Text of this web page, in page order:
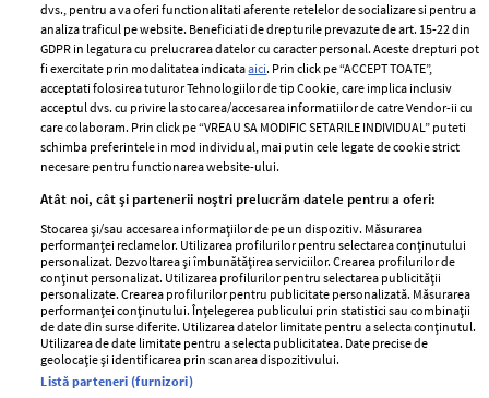
Unul dintre cele mai folosite
aeroporturi din Europa își
închide complet porțile timp
de trei luni. Milioane de
pasageri, afectați
Un vecin instruit poate salva o
viață. Vezi despre ce e vorba
dvs., pentru a va oferi functionalitati aferente retelelor de socializare si pentru a
analiza traficul pe website. Beneficiati de drepturile prevazute de art. 15-22 din
GDPR in legatura cu prelucrarea datelor cu caracter personal. Aceste drepturi pot
fi exercitate prin modalitatea indicataaici. Prin click pe “ACCEPT TOATE”,
acceptati folosirea tuturor Tehnologiilor de tip Cookie, care implica inclusiv
acceptul dvs. cu privire la stocarea/accesarea informatiilor de catre Vendor-ii cu
care colaboram. Prin click pe “VREAU SA MODIFIC SETARILE INDIVIDUAL” puteti
schimba preferintele in mod individual, mai putin cele legate de cookie strict
necesare pentru functionarea website-ului.
Atât noi, cât și partenerii noștri prelucrăm datele pentru a oferi:
Stocarea și/sau accesarea informațiilor de pe un dispozitiv. Măsurarea
performanței reclamelor. Utilizarea profilurilor pentru selectarea conținutului
personalizat. Dezvoltarea și îmbunătățirea serviciilor. Crearea profilurilor de
conținut personalizat. Utilizarea profilurilor pentru selectarea publicității
personalizate. Crearea profilurilor pentru publicitate personalizată. Măsurarea
performanței conținutului. Înțelegerea publicului prin statistici sau combinații
de date din surse diferite. Utilizarea datelor limitate pentru a selecta conținutul.
Utilizarea de date limitate pentru a selecta publicitatea. Date precise de
geolocație și identificarea prin scanarea dispozitivului.
Listă parteneri (furnizori)